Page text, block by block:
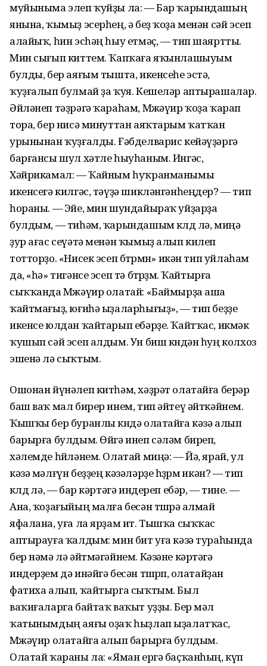
муйыныма элеп ҡуйҙы ла: — Бар ҡарындашың
янына, ҡымыҙ эсерһең, ә беҙ ҡоҙа менән сәй эсеп
алайыҡ, һин эсһәң һыу етмәҫ, — тип шаяртты.
Мин сығып киттем. Ҡапҡаға яҡынлашыуым
булды, бер аяғым тышта, икенсеһе эстә,
ҡуҙғалып булмай ҙа ҡуя. Кешеләр аптырашалар.
Әйләнеп тәҙрәгә ҡараһам, Мөжәүир ҡоҙа ҡарап
тора, бер нисә минуттан аяҡтарым ҡатҡан
урынынан ҡуҙғалды. Ғәбделварис кейәүҙәргә
барғансы шул хәтле һыуһаным. Ингәс,
Хәйрикамал: — Ҡайным һуҡранманымы
икенсегә килгәс, тәүҙә шикләнгәнһеңдер? — тип
һораны. — Эйе, мин шундайыраҡ уйҙарҙа
булдым, — тиһәм, ҡарындашым көлдө лә, миңә
ҙур ағас сеүәтә менән ҡымыҙ алып килеп
тотторҙо. «Нисек эсеп бөтөрмөн» икән тип уйлаһам
да, «һә» тигәнсе эсеп тә бөтөрҙөм. Ҡайтырға
сыҡҡанда Мөжәүир олатай: «Баймырҙа аша
ҡайтмағыҙ, юғиһә ыҙаларһығыҙ», — тип беҙҙе
икенсе юлдан ҡайтарып ебәрҙе. Ҡайтҡас, икмәк
ҡушып сәй эсеп алдым. Ун биш көндән һуң колхоз
эшенә лә сыҡтым.
Ошонан йүнәлеп китһәм, хәҙрәт олатайға берәр
баш ваҡ мал бирер инем, тип әйтеү әйткәйнем.
Ҡышҡы бер буранлы көндә олатайға кәзә алып
барырға булдым. Өйгә инеп сәләм биреп,
хәлемде һөйләнем. Олатай миңә: — Йә, ярай, ул
кәзә мәлғүн беҙҙең кәзәләрҙе һөҙөрмө икән? — тип
көлдө лә, — бар кәртәгә индереп ебәр, — тине. —
Ана, ҡоҙағыйың малға бесән төшөрә алмай
яфалана, уға ла ярҙам ит. Тышҡа сыҡҡас
аптырауға ҡалдым: мин бит уға кәзә тураһында
бер нәмә лә әйтмәгәйнем. Кәзәне кәртәгә
индерҙем дә инәйгә бесән төшөрөп, олатайҙан
фатиха алып, ҡайтырга сыҡтым. Был
ваҡиғаларга байтаҡ ваҡыт уҙҙы. Бер мәл
ҡатынымдың аяғы оҙаҡ һыҙлап ыҙалатҡас,
Мөжәүир олатайга алып барырға булдым.
Олатай ҡараны ла: «Яман ергә баҫҡанһың, күп